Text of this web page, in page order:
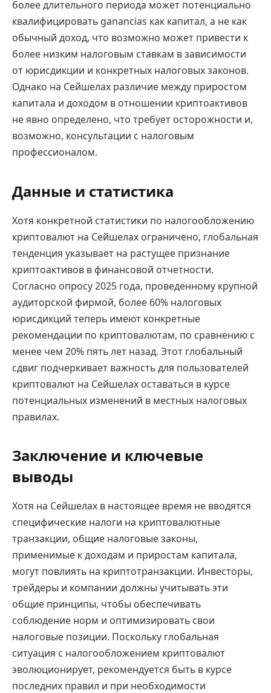
более длительного периода может потенциально
квалифицировать ganancias как капитал, а не как
обычный доход, что возможно может привести к
более низким налоговым ставкам в зависимости
от юрисдикции и конкретных налоговых законов.
Однако на Сейшелах различие между приростом
капитала и доходом в отношении криптоактивов
не явно определено, что требует осторожности и,
возможно, консультации с налоговым
профессионалом.
Данные и статистика
Хотя конкретной статистики по налогообложению
криптовалют на Сейшелах ограничено, глобальная
тенденция указывает на растущее признание
криптоактивов в финансовой отчетности.
Согласно опросу 2025 года, проведенному крупной
аудиторской фирмой, более 60% налоговых
юрисдикций теперь имеют конкретные
рекомендации по криптовалютам, по сравнению с
менее чем 20% пять лет назад. Этот глобальный
сдвиг подчеркивает важность для пользователей
криптовалют на Сейшелах оставаться в курсе
потенциальных изменений в местных налоговых
правилах.
Заключение и ключевые
выводы
Хотя на Сейшелах в настоящее время не вводятся
специфические налоги на криптовалютные
транзакции, общие налоговые законы,
применимые к доходам и приростам капитала,
могут повлиять на криптотранзакции. Инвесторы,
трейдеры и компании должны учитывать эти
общие принципы, чтобы обеспечивать
соблюдение норм и оптимизировать свои
налоговые позиции. Поскольку глобальная
ситуация с налогообложением криптовалют
эволюционирует, рекомендуется быть в курсе
последних правил и при необходимости